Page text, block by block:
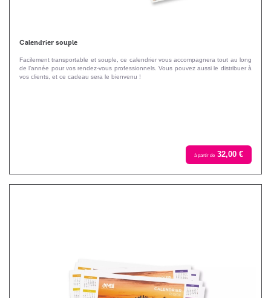
Calendrier souple
Facilement transportable et souple, ce calendrier vous accompagnera tout au long
de l’année pour vos rendez-vous professionnels. Vous pouvez aussi le distribuer à
vos clients, et ce cadeau sera le bienvenu !
à partir de 32,00 €